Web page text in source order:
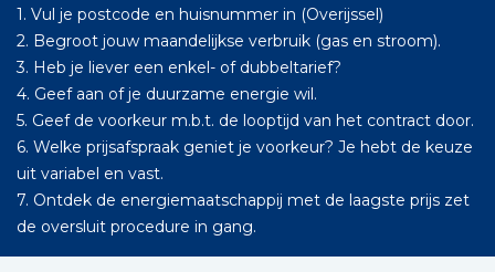
1. Vul je postcode en huisnummer in (Overijssel)
2. Begroot jouw maandelijkse verbruik (gas en stroom).
3. Heb je liever een enkel- of dubbeltarief?
4. Geef aan of je duurzame energie wil.
5. Geef de voorkeur m.b.t. de looptijd van het contract door.
6. Welke prijsafspraak geniet je voorkeur? Je hebt de keuze
uit variabel en vast.
7. Ontdek de energiemaatschappij met de laagste prijs zet
de oversluit procedure in gang.